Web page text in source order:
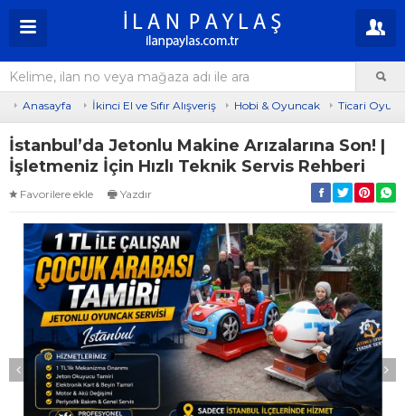
Anasayfa İkinci El ve Sıfır Alışveriş Hobi & Oyuncak Ticari Oyun
İstanbul’da Jetonlu Makine Arızalarına Son! |
İşletmeniz İçin Hızlı Teknik Servis Rehberi
Favorilere ekle Yazdır